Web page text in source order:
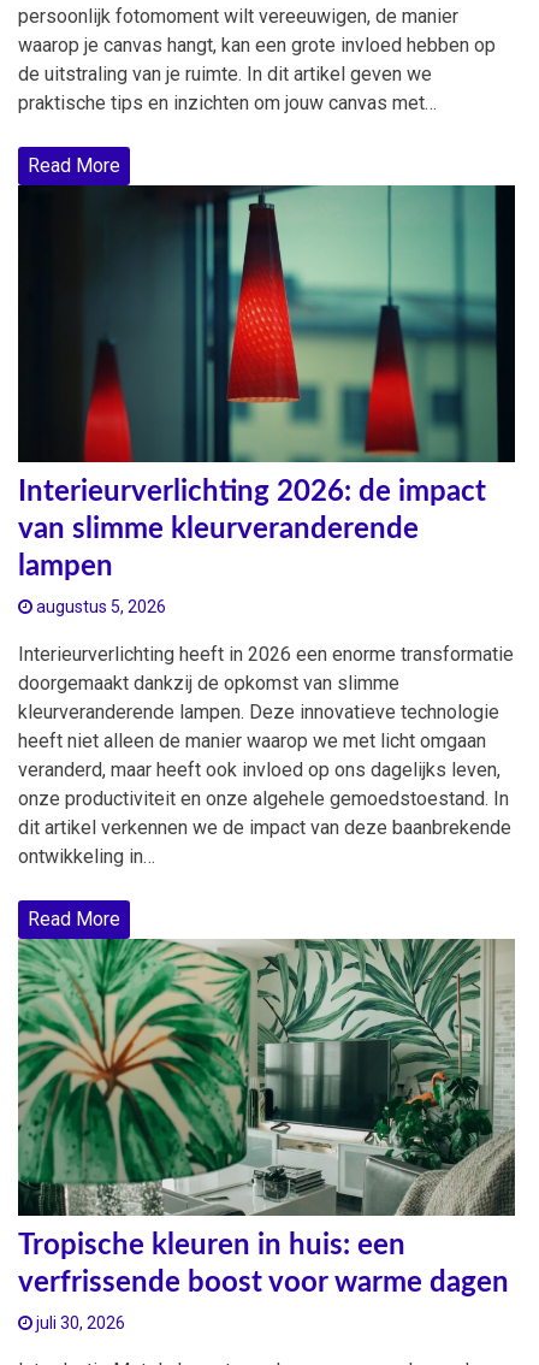
persoonlijk fotomoment wilt vereeuwigen, de manier
waarop je canvas hangt, kan een grote invloed hebben op
de uitstraling van je ruimte. In dit artikel geven we
praktische tips en inzichten om jouw canvas met…
Read More
Interieurverlichting 2026: de impact
van slimme kleurveranderende
lampen
augustus 5, 2026
Interieurverlichting heeft in 2026 een enorme transformatie
doorgemaakt dankzij de opkomst van slimme
kleurveranderende lampen. Deze innovatieve technologie
heeft niet alleen de manier waarop we met licht omgaan
veranderd, maar heeft ook invloed op ons dagelijks leven,
onze productiviteit en onze algehele gemoedstoestand. In
dit artikel verkennen we de impact van deze baanbrekende
ontwikkeling in…
Read More
Tropische kleuren in huis: een
verfrissende boost voor warme dagen
juli 30, 2026